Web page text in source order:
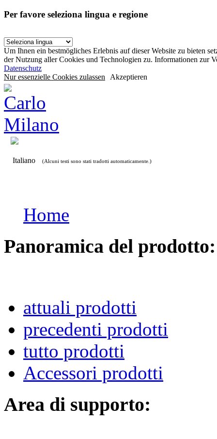
Per favore seleziona lingua e regione
Um Ihnen ein bestmögliches Erlebnis auf dieser Website zu bieten
der Nutzung aller Cookies und Technologien zu. Informationen zur
Datenschutz
Nur essenzielle Cookies zulassen Akzeptieren
Italiano (Alcuni testi sono stati tradotti automaticamente.)
Home
Panoramica del prodotto:
attuali prodotti
precedenti prodotti
tutto prodotti
Accessori prodotti
Area di supporto: